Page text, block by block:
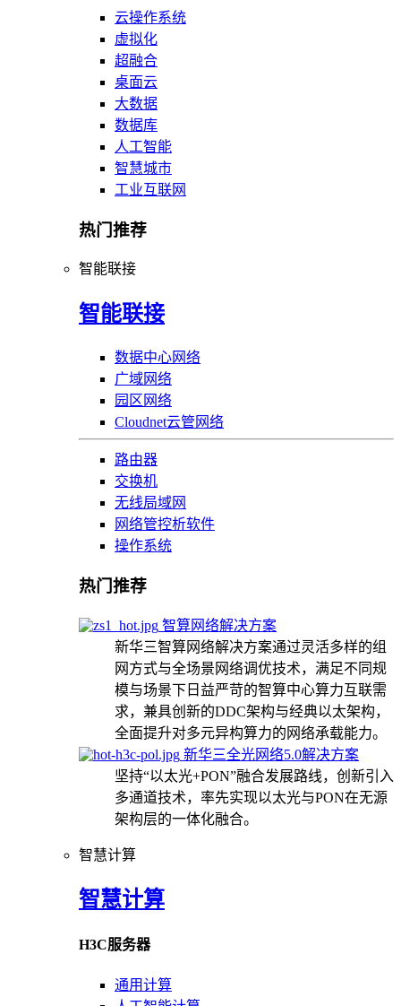
云操作系统
虚拟化
超融合
桌面云
大数据
数据库
人工智能
智慧城市
工业互联网
热门推荐
智能联接
智能联接
数据中心网络
广域网络
园区网络
Cloudnet云管网络
路由器
交换机
无线局域网
网络管控析软件
操作系统
热门推荐
智算网络解决方案
新华三智算网络解决方案通过灵活多样的组
网方式与全场景网络调优技术，满足不同规
模与场景下日益严苛的智算中心算力互联需
求，兼具创新的DDC架构与经典以太架构，
全面提升对多元异构算力的网络承载能力。
新华三全光网络5.0解决方案
坚持“以太光+PON”融合发展路线，创新引入
多通道技术，率先实现以太光与PON在无源
架构层的一体化融合。
智慧计算
智慧计算
H3C服务器
通用计算